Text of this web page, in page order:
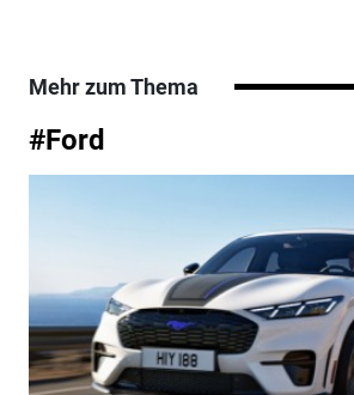
Mehr zum Thema
#Ford